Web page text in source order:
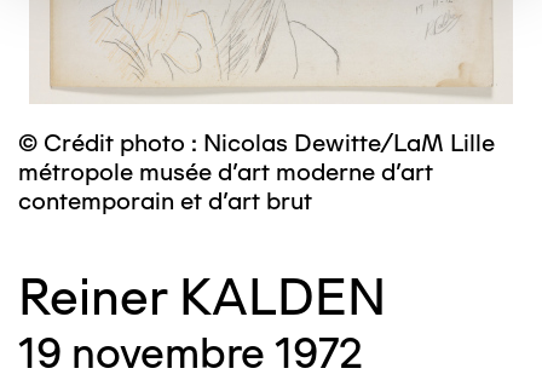
© Crédit photo : Nicolas Dewitte/LaM Lille
métropole musée d’art moderne d’art
contemporain et d’art brut
Reiner KALDEN
19 novembre 1972